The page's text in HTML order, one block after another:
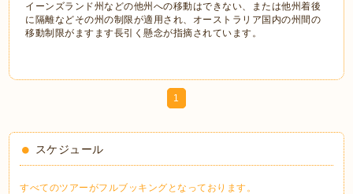
イーンズランド州などの他州への移動はできない、または他州着後
に隔離などその州の制限が適用され、オーストラリア国内の州間の
移動制限がますます長引く懸念が指摘されています。
1
スケジュール
すべてのツアーがフルブッキングとなっております。